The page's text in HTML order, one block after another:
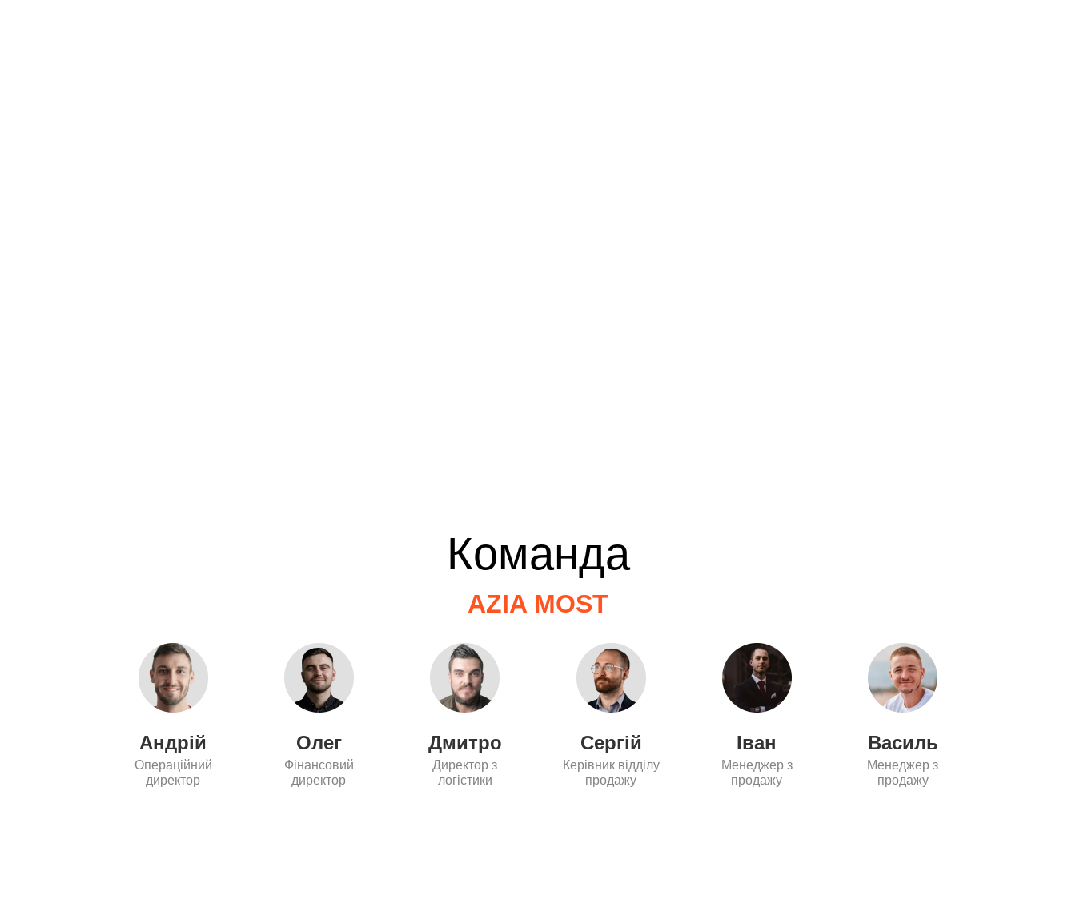
Команда
AZIA MOST
Андрій
Операційний
директор
Олег
Фінансовий
директор
Дмитро
Директор з
логістики
Сергій
Керівник відділу
продажу
Іван
Менеджер з
продажу
Василь
Менеджер з
продажу